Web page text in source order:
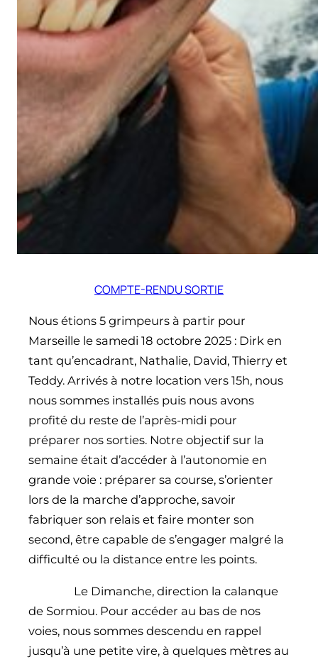
COMPTE-RENDU SORTIE
Nous étions 5 grimpeurs à partir pour
Marseille le samedi 18 octobre 2025 : Dirk en
tant qu’encadrant, Nathalie, David, Thierry et
Teddy. Arrivés à notre location vers 15h, nous
nous sommes installés puis nous avons
profité du reste de l’après-midi pour
préparer nos sorties. Notre objectif sur la
semaine était d’accéder à l’autonomie en
grande voie : préparer sa course, s’orienter
lors de la marche d’approche, savoir
fabriquer son relais et faire monter son
second, être capable de s’engager malgré la
difficulté ou la distance entre les points.
Le Dimanche, direction la calanque
de Sormiou. Pour accéder au bas de nos
voies, nous sommes descendu en rappel
jusqu’à une petite vire, à quelques mètres au